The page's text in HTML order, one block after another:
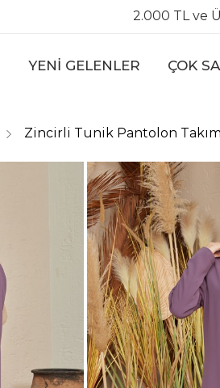
2.000 TL ve
YENİ GELENLER ÇOK
Zincirli Tunik Pantolon